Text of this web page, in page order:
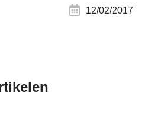
12/02/2017